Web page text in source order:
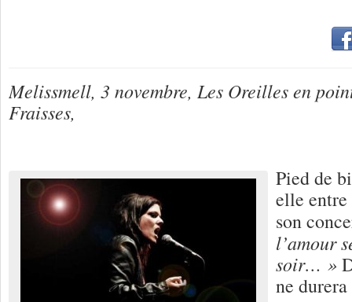
Melissmell, 3 novembre, Les Oreilles en
Fraisses,
Pied de
elle
son
l’amour
soir… »
ne